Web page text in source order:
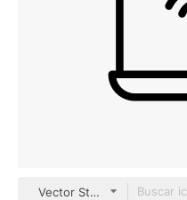
Vector Stall Lineal